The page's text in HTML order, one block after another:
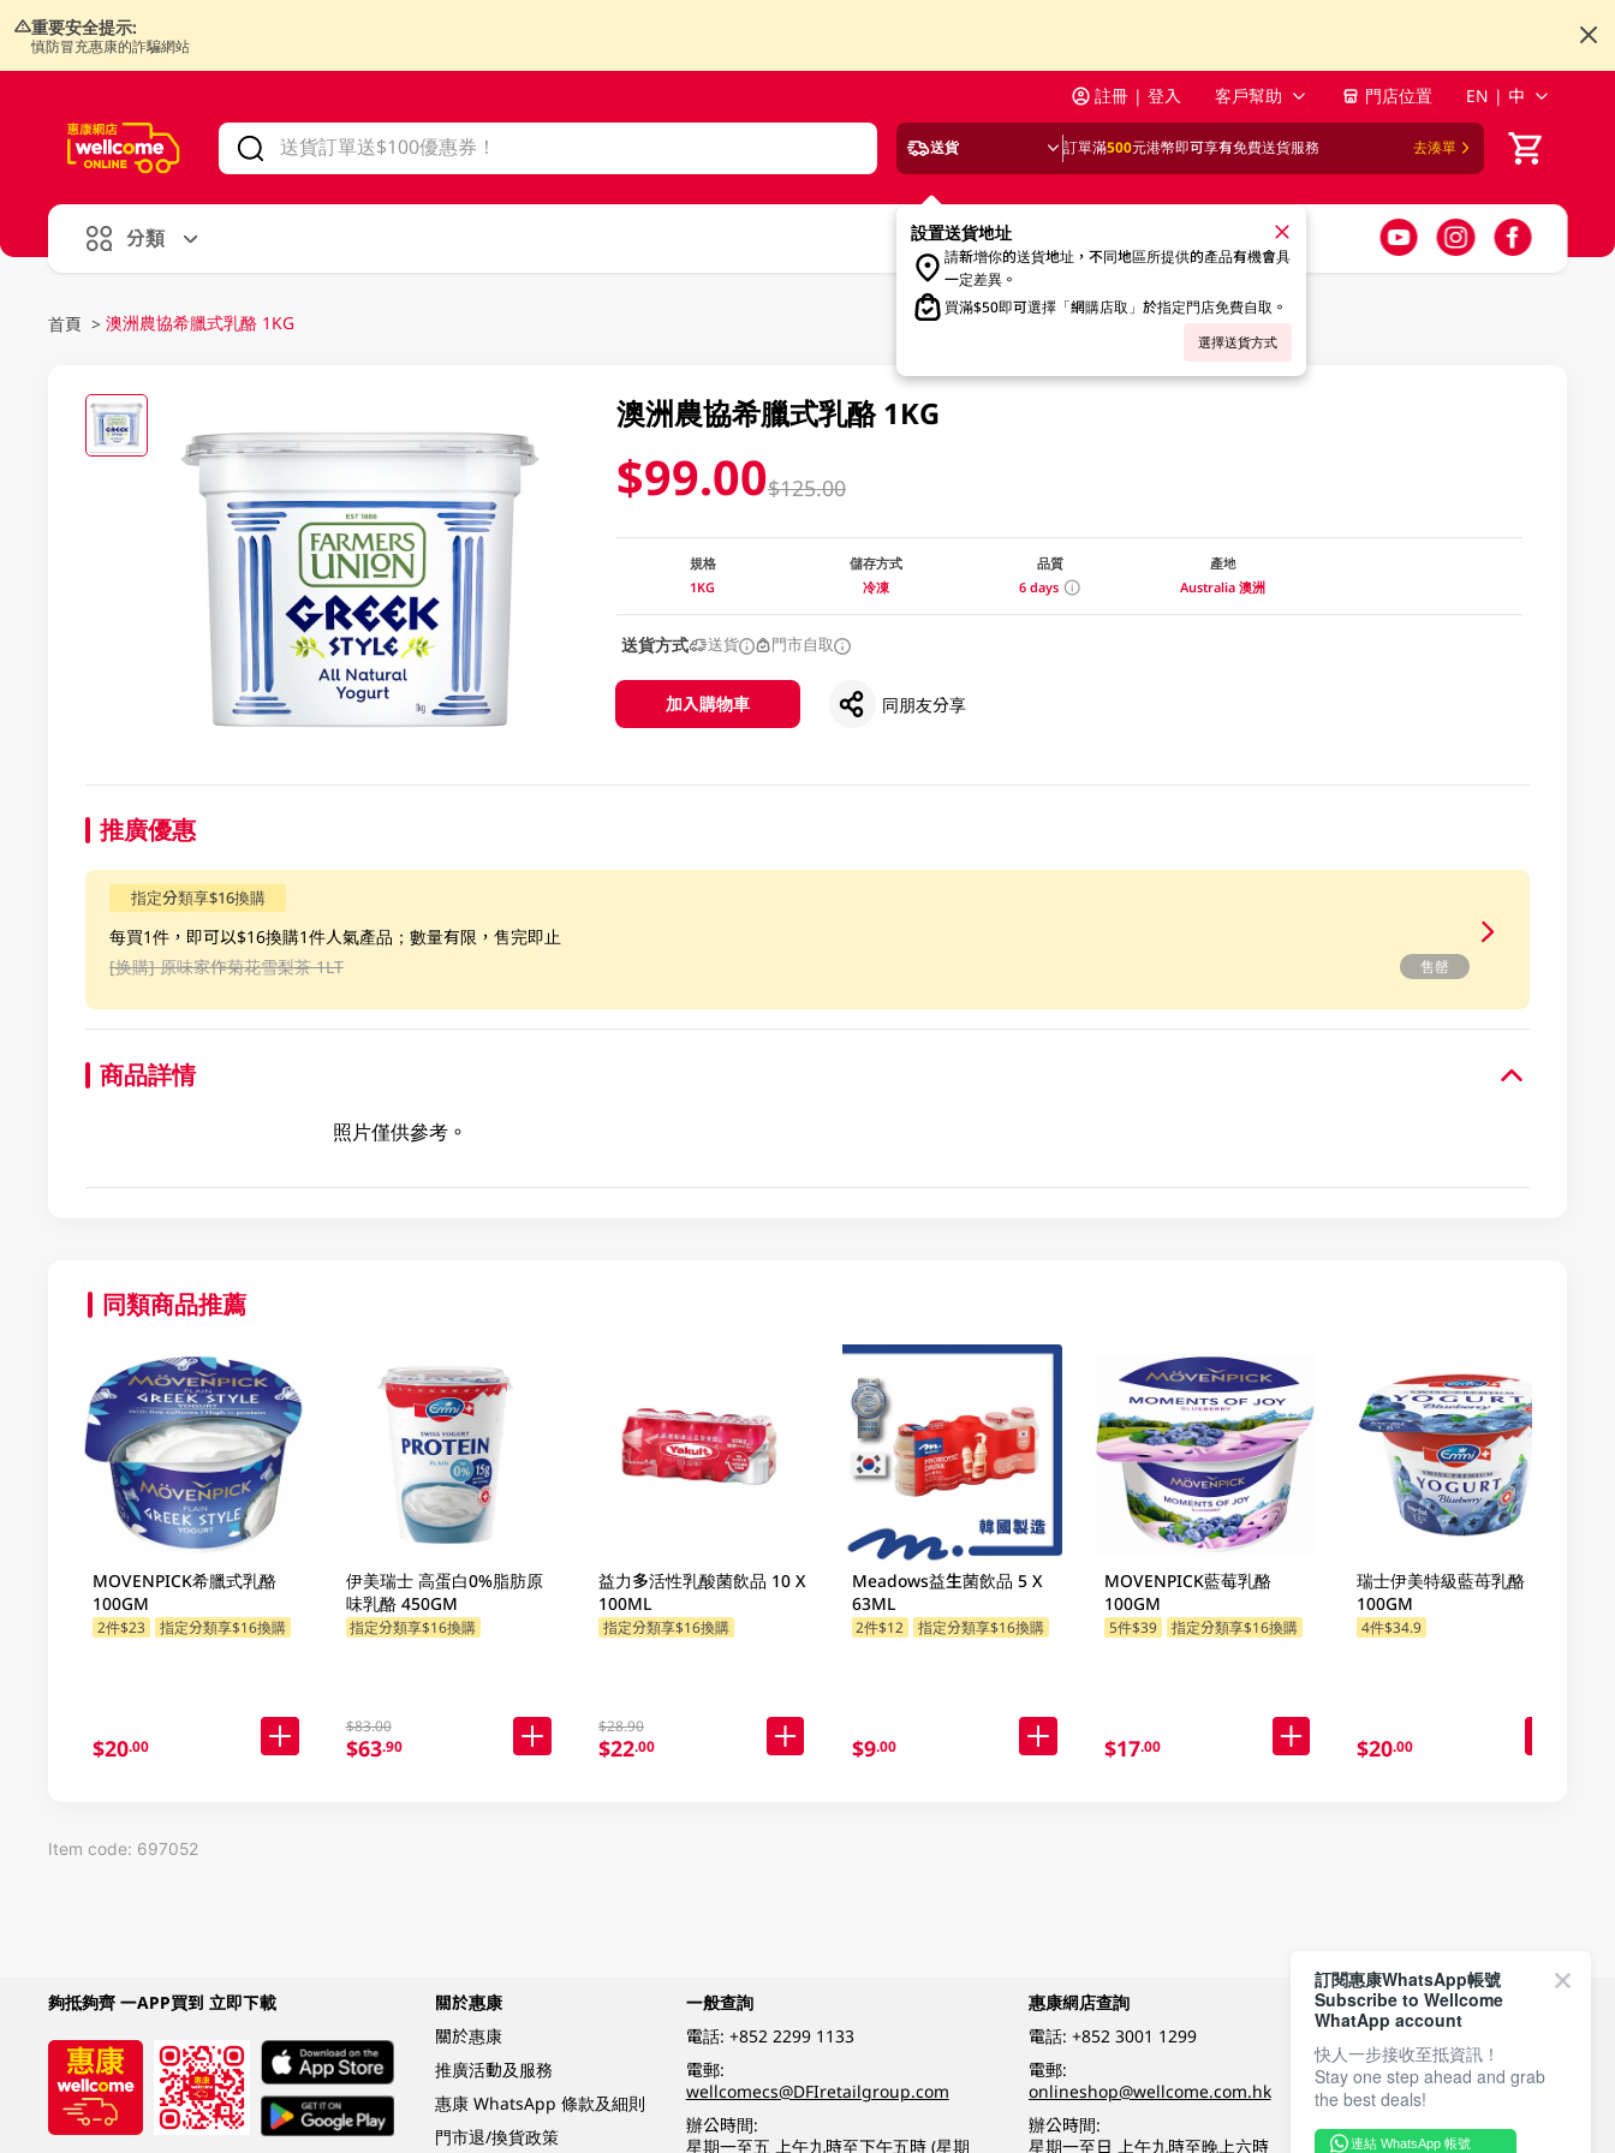
重要安全提示:
慎防冒充惠康的詐騙網站
註冊 | 登入 客戶幫助 門店位置 EN | 中
送貨 訂單滿500元港幣即可享有免費送貨服務 去湊單
設置送貨地址
請新增你的送貨地址，不同地區所提供的產品有機會具
一定差異。
買滿$50即可選擇「網購店取」於指定門店免費自取。
選擇送貨方式
分類
首頁 > 澳洲農協希臘式乳酪 1KG
澳洲農協希臘式乳酪 1KG
$99.00$125.00
規格
1KG
儲存方式
冷凍
品質
6 days
產地
Australia 澳洲
送貨方式 送貨 門市自取
加入購物車 同朋友分享
推廣優惠
指定分類享$16換購
每買1件，即可以$16換購1件人氣產品；數量有限，售完即止
[换購] 原味家作菊花雪梨茶 1LT 售罄
商品詳情
照片僅供參考。
同類商品推薦
MOVENPICK希臘式乳酪
100GM
2件$23 指定分類享$16換購
$20.00
伊美瑞士 高蛋白0%脂肪原
味乳酪 450GM
指定分類享$16換購
$83.00
$63.90
益力多活性乳酸菌飲品 10 X
100ML
指定分類享$16換購
$28.90
$22.00
Meadows益生菌飲品 5 X
63ML
2件$12 指定分類享$16換購
$9.00
MOVENPICK藍莓乳酪
100GM
5件$39 指定分類享$16換購
$17.00
瑞士伊美特級藍苺乳酪
100GM
4件$34.9
$20.00
Item code: 697052
夠抵夠齊 一APP買到 立即下載
關於惠康
關於惠康
推廣活動及服務
惠康 WhatsApp 條款及細則
門市退/換貨政策
一般查詢
電話: +852 2299 1133
電郵:
wellcomecs@DFIretailgroup.com
辦公時間:
星期一至五 上午九時至下午五時 (星期
惠康網店查詢
電話: +852 3001 1299
電郵:
onlineshop@wellcome.com.hk
辦公時間:
星期一至日 上午九時至晚上六時
付款方式
關注我們
訂閱惠康WhatsApp帳號
Subscribe to Wellcome
WhatApp account
快人一步接收至抵資訊！
Stay one step ahead and grab
the best deals!
連結 WhatsApp 帳號